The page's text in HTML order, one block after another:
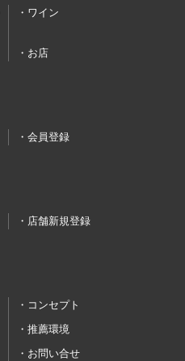
ワイン
お店
会員登録
店舗新規登録
コンセプト
推薦環境
お問い合せ